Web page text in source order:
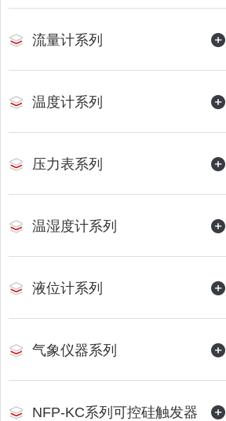
流量计系列
温度计系列
压力表系列
温湿度计系列
液位计系列
气象仪器系列
NFP-KC系列可控硅触发器